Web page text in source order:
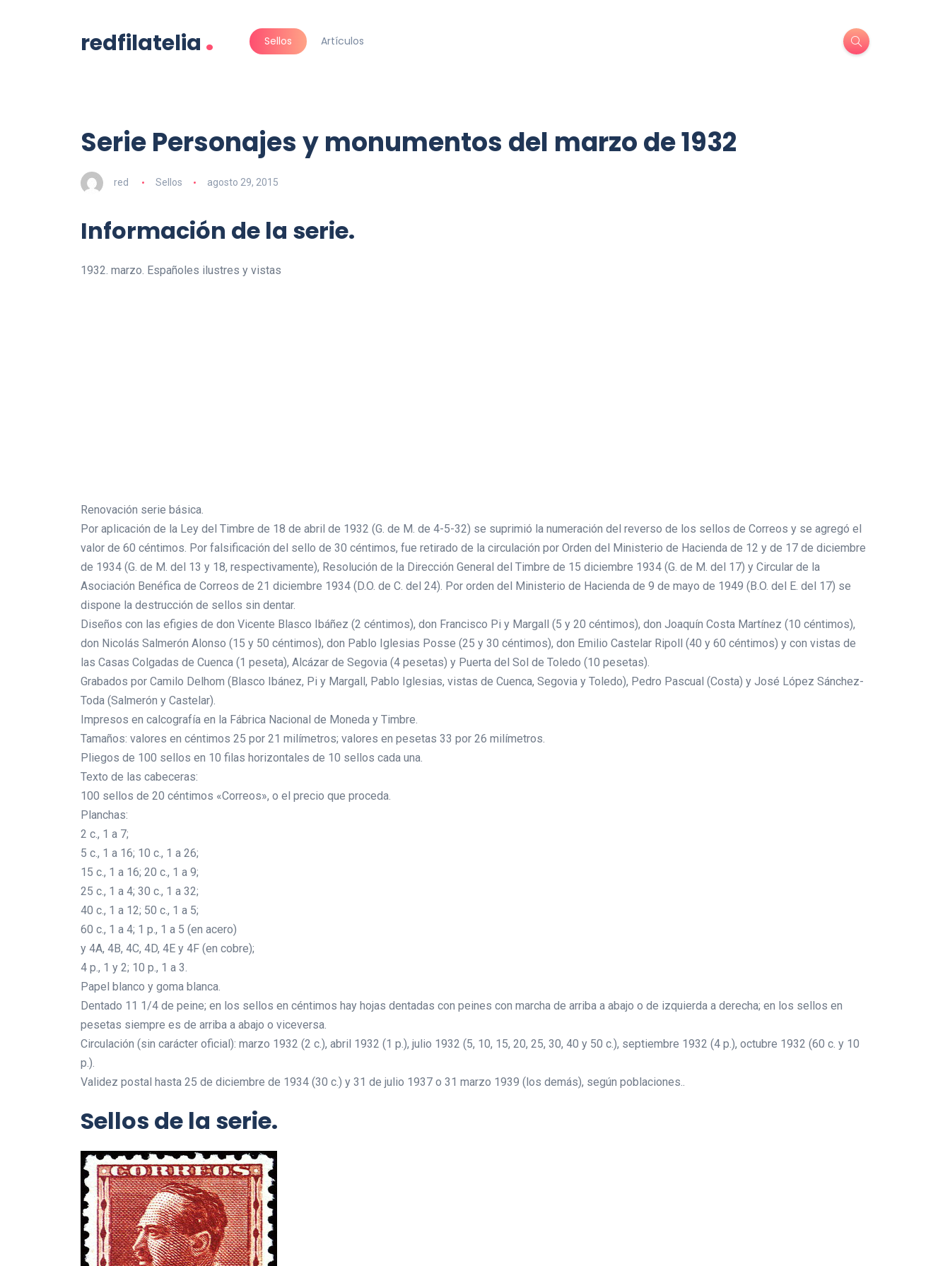
redfilatelia . Sellos Artículos
Serie Personajes y monumentos del marzo de 1932
red Sellos agosto 29, 2015
Información de la serie.
1932. marzo. Españoles ilustres y vistas
Renovación serie básica.
Por aplicación de la Ley del Timbre de 18 de abril de 1932 (G. de M. de 4-5-32) se suprimió la numeración del reverso de los sellos de Correos y se agregó el
valor de 60 céntimos. Por falsificación del sello de 30 céntimos, fue retirado de la circulación por Orden del Ministerio de Hacienda de 12 y de 17 de diciembre
de 1934 (G. de M. del 13 y 18, respectivamente), Resolución de la Dirección General del Timbre de 15 diciembre 1934 (G. de M. del 17) y Circular de la
Asociación Benéfica de Correos de 21 diciembre 1934 (D.O. de C. del 24). Por orden del Ministerio de Hacienda de 9 de mayo de 1949 (B.O. del E. del 17) se
dispone la destrucción de sellos sin dentar.
Diseños con las efigies de don Vicente Blasco Ibáñez (2 céntimos), don Francisco Pi y Margall (5 y 20 céntimos), don Joaquín Costa Martínez (10 céntimos),
don Nicolás Salmerón Alonso (15 y 50 céntimos), don Pablo Iglesias Posse (25 y 30 céntimos), don Emilio Castelar Ripoll (40 y 60 céntimos) y con vistas de
las Casas Colgadas de Cuenca (1 peseta), Alcázar de Segovia (4 pesetas) y Puerta del Sol de Toledo (10 pesetas).
Grabados por Camilo Delhom (Blasco Ibánez, Pi y Margall, Pablo Iglesias, vistas de Cuenca, Segovia y Toledo), Pedro Pascual (Costa) y José López Sánchez-
Toda (Salmerón y Castelar).
Impresos en calcografía en la Fábrica Nacional de Moneda y Timbre.
Tamaños: valores en céntimos 25 por 21 milímetros; valores en pesetas 33 por 26 milímetros.
Pliegos de 100 sellos en 10 filas horizontales de 10 sellos cada una.
Texto de las cabeceras:
100 sellos de 20 céntimos «Correos», o el precio que proceda.
Planchas:
2 c., 1 a 7;
5 c., 1 a 16; 10 c., 1 a 26;
15 c., 1 a 16; 20 c., 1 a 9;
25 c., 1 a 4; 30 c., 1 a 32;
40 c., 1 a 12; 50 c., 1 a 5;
60 c., 1 a 4; 1 p., 1 a 5 (en acero)
y 4A, 4B, 4C, 4D, 4E y 4F (en cobre);
4 p., 1 y 2; 10 p., 1 a 3.
Papel blanco y goma blanca.
Dentado 11 1/4 de peine; en los sellos en céntimos hay hojas dentadas con peines con marcha de arriba a abajo o de izquierda a derecha; en los sellos en
pesetas siempre es de arriba a abajo o viceversa.
Circulación (sin carácter oficial): marzo 1932 (2 c.), abril 1932 (1 p.), julio 1932 (5, 10, 15, 20, 25, 30, 40 y 50 c.), septiembre 1932 (4 p.), octubre 1932 (60 c. y 10
p.).
Validez postal hasta 25 de diciembre de 1934 (30 c.) y 31 de julio 1937 o 31 marzo 1939 (los demás), según poblaciones..
Sellos de la serie.